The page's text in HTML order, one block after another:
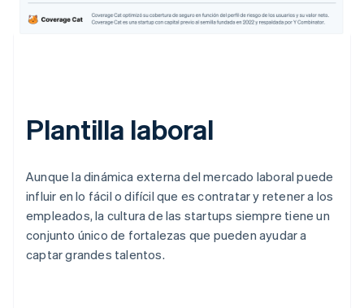
Plantilla laboral
Aunque la dinámica externa del mercado laboral puede
influir en lo fácil o difícil que es contratar y retener a los
empleados, la cultura de las startups siempre tiene un
conjunto único de fortalezas que pueden ayudar a
captar grandes talentos.